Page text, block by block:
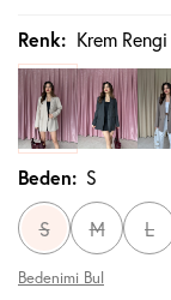
Renk: Krem Rengi
Beden: S
S M L
Bedenimi Bul